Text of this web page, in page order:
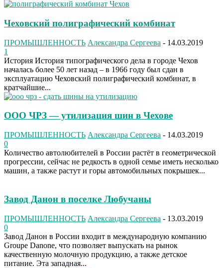
Чеховский полиграфический комбинат
ПРОМЫШЛЕННОСТЬ Александра Сергеева - 14.03.2019
1
История История типографического дела в городе Чехов
началась более 50 лет назад – в 1966 году был сдан в
эксплуатацию Чеховский полиграфический комбинат, в
кратчайшие...
ООО ЧРЗ — утилизация шин в Чехове
ПРОМЫШЛЕННОСТЬ Александра Сергеева - 14.03.2019
0
Количество автолюбителей в России растёт в геометрической
прогрессии, сейчас не редкость в одной семье иметь несколько
машин, а также растут и горы автомобильных покрышек...
Завод Данон в поселке Любучаны
ПРОМЫШЛЕННОСТЬ Александра Сергеева - 13.03.2019
0
Завод Данон в России входит в международную компанию
Groupe Danone, что позволяет выпускать на рынок
качественную молочную продукцию, а также детское
питание. Эта западная...